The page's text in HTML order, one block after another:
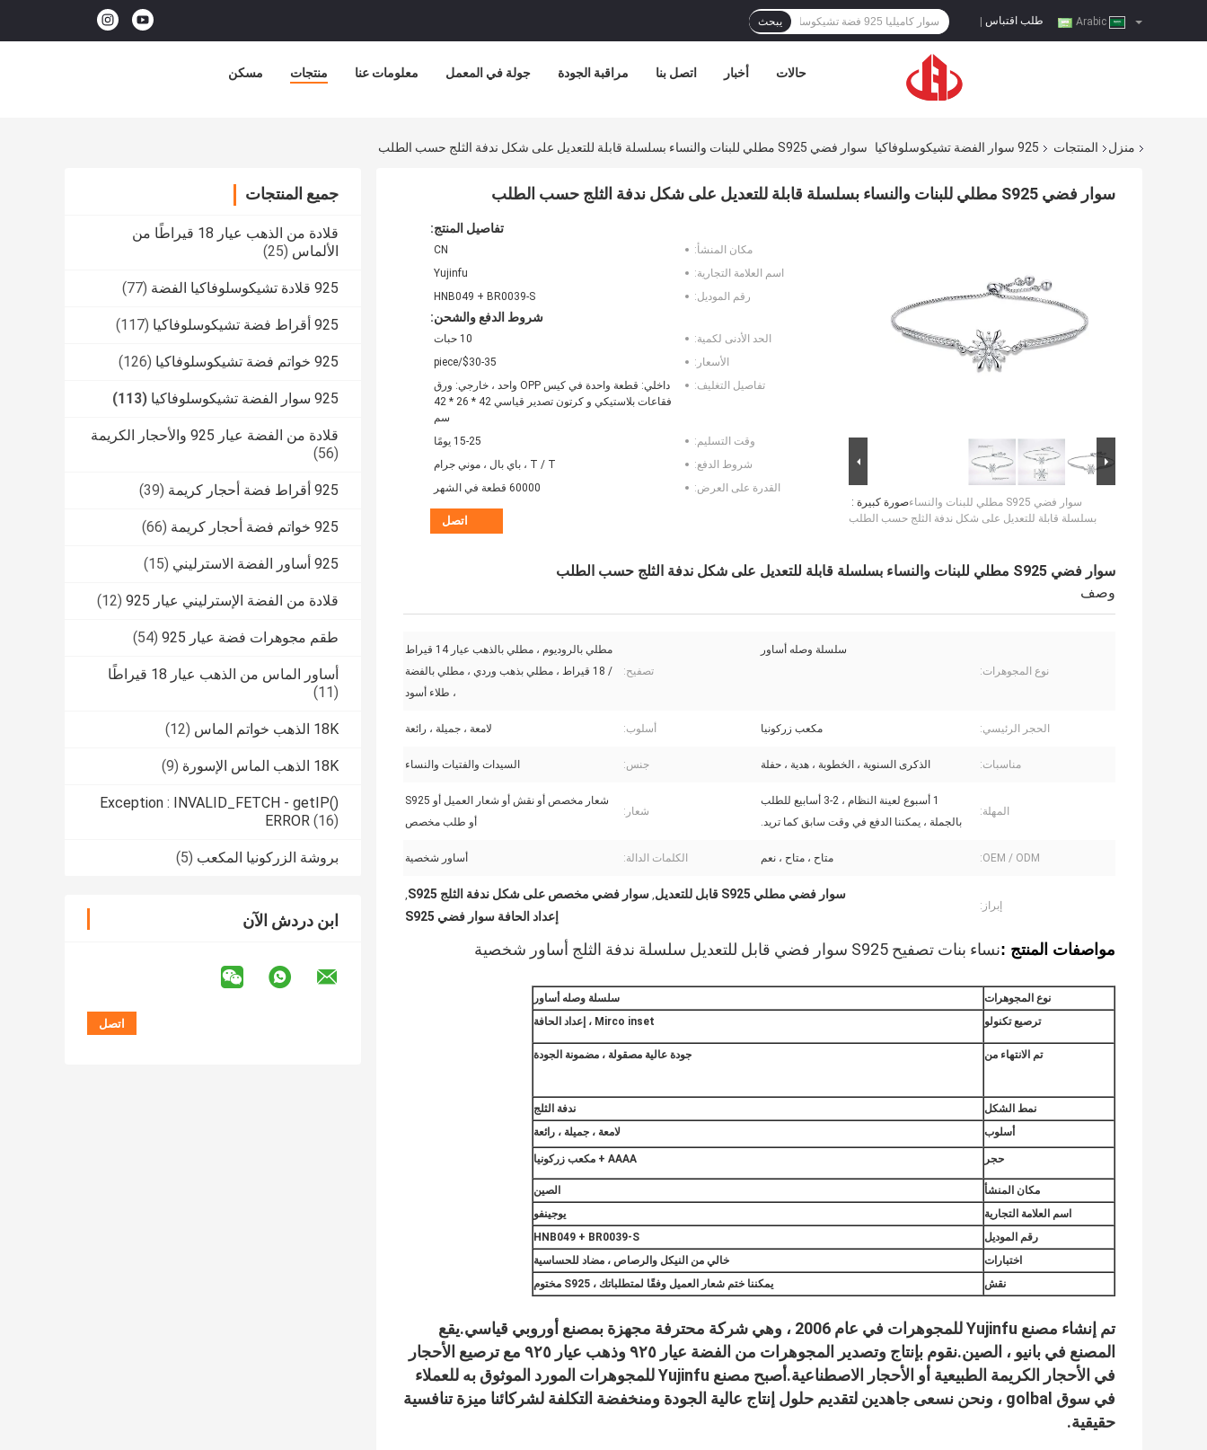
طلب اقتباس يبحث
مسكن منتجات معلومات عنا جولة في المعمل مراقبة الجودة اتصل بنا أخبار حالات
منزل المنتجات 925 سوار الفضة تشيكوسلوفاكيا سوار فضي S925 مطلي للبنات والنساء بسلسلة قابلة للتعديل على شكل ندفة الثلج حسب الطلب
جميع المنتجات
قلادة من الذهب عيار 18 قيراطًا من
الألماس (25)
925 قلادة تشيكوسلوفاكيا الفضة (77)
925 أقراط فضة تشيكوسلوفاكيا (117)
925 خواتم فضة تشيكوسلوفاكيا (126)
925 سوار الفضة تشيكوسلوفاكيا (113)
قلادة من الفضة عيار 925 والأحجار الكريمة
(56)
925 أقراط فضة أحجار كريمة (39)
925 خواتم فضة أحجار كريمة (66)
925 أساور الفضة الاسترليني (15)
قلادة من الفضة الإسترليني عيار 925 (12)
طقم مجوهرات فضة عيار 925 (54)
أساور الماس من الذهب عيار 18 قيراطًا
(11)
18K الذهب خواتم الماس (12)
18K الذهب الماس الإسورة (9)
Exception : INVALID_FETCH - getIP()
ERROR (16)
بروشة الزركونيا المكعب (5)
ابن دردش الآن
سوار فضي S925 مطلي للبنات والنساء بسلسلة قابلة للتعديل على شكل ندفة الثلج حسب الطلب
صورة كبيرة :سوار فضي S925 مطلي للبنات والنساء
بسلسلة قابلة للتعديل على شكل ندفة الثلج حسب الطلب
تفاصيل المنتج:
مكان المنشأ:
CN
اسم العلامة التجارية:
Yujinfu
رقم الموديل:
HNB049 + BR0039-S
شروط الدفع والشحن:
الحد الأدنى لكمية:
10 حبات
الأسعار:
$30-35/piece
تفاصيل التغليف:
داخلي: قطعة واحدة في كيس OPP واحد ، خارجي: ورق
فقاعات بلاستيكي و كرتون تصدير قياسي 42 * 26 * 42
سم
وقت التسليم:
15-25 يومًا
شروط الدفع:
T / T ، باي بال ، موني جرام
القدرة على العرض:
60000 قطعة في الشهر
اتصل
سوار فضي S925 مطلي للبنات والنساء بسلسلة قابلة للتعديل على شكل ندفة الثلج حسب الطلب
وصف
نوع المجوهرات:
سلسلة وصله أساور
تصفيح:
مطلي بالروديوم ، مطلي بالذهب عيار 14 قيراط
/ 18 قيراط ، مطلي بذهب وردي ، مطلي بالفضة
، طلاء أسود
الحجر الرئيسي: مكعب زركونيا أسلوب: لامعة ، جميلة ، رائعة
مناسبات: الذكرى السنوية ، الخطوبة ، هدية ، حفلة جنس: السيدات والفتيات والنساء
المهلة:
1 أسبوع لعينة النظام ، 2-3 أسابيع للطلب
بالجملة ، يمكننا الدفع في وقت سابق كما تريد.
شعار:
شعار مخصص أو نقش أو شعار العميل أو S925
أو طلب مخصص
OEM / ODM: متاح ، متاح ، نعم الكلمات الدالة: أساور شخصية
إبراز:
سوار فضي مطلي S925 قابل للتعديل , سوار فضي مخصص على شكل ندفة الثلج S925 ,
إعداد الحافة سوار فضي S925
مواصفات المنتج :نساء بنات تصفيح S925 سوار فضي قابل للتعديل سلسلة ندفة الثلج أساور شخصية
نوع المجوهرات
سلسلة وصله أساور
ترصيع تكنولو
Mirco inset ، إعداد الحافة
تم الانتهاء من جودة عالية مصقولة ، مضمونة الجودة
نمط الشكل
ندفة الثلج
أسلوب
لامعة ، جميلة ، رائعة
حجر AAAA + مكعب زركونيا
مكان المنشأ
الصين
اسم العلامة التجارية
يوجينفو
رقم الموديل
HNB049 + BR0039-S
اختبارات
خالي من النيكل والرصاص ، مضاد للحساسية
نقش
يمكننا ختم شعار العميل وفقًا لمتطلباتك ، S925 مختوم
تم إنشاء مصنع Yujinfu للمجوهرات في عام 2006 ، وهي شركة محترفة مجهزة بمصنع أوروبي قياسي.يقع
المصنع في بانيو ، الصين.نقوم بإنتاج وتصدير المجوهرات من الفضة عيار ٩٢٥ وذهب عيار ٩٢٥ مع ترصيع الأحجار
في الأحجار الكريمة الطبيعية أو الأحجار الاصطناعية.أصبح مصنع Yujinfu للمجوهرات المورد الموثوق به للعملاء
في سوق golbal ، ونحن نسعى جاهدين لتقديم حلول إنتاج عالية الجودة ومنخفضة التكلفة لشركائنا ميزة تنافسية
حقيقية.